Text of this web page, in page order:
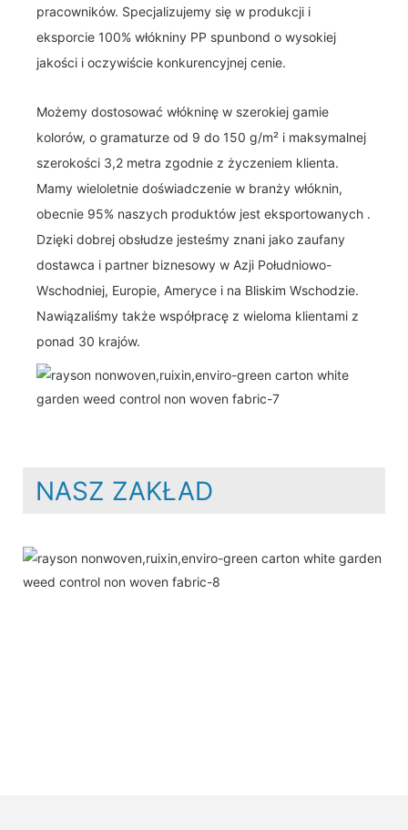
pracowników. Specjalizujemy się w produkcji i
eksporcie 100% włókniny PP spunbond o wysokiej
jakości i oczywiście konkurencyjnej cenie.
Możemy dostosować włókninę w szerokiej gamie
kolorów, o gramaturze od 9 do 150 g/m² i maksymalnej
szerokości 3,2 metra zgodnie z życzeniem klienta.
Mamy wieloletnie doświadczenie w branży włóknin,
obecnie 95% naszych produktów jest eksportowanych .
Dzięki dobrej obsłudze jesteśmy znani jako zaufany
dostawca i partner biznesowy w Azji Południowo-
Wschodniej, Europie, Ameryce i na Bliskim Wschodzie.
Nawiązaliśmy także współpracę z wieloma klientami z
ponad 30 krajów.
NASZ ZAKŁAD